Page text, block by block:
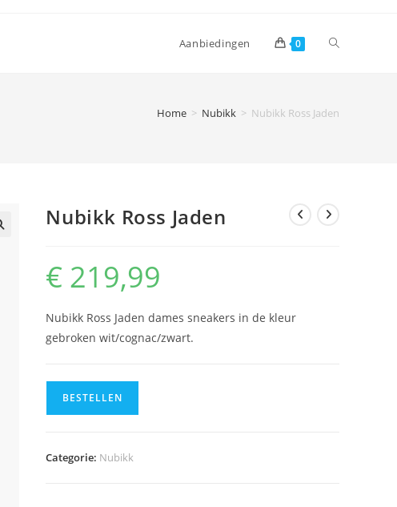
Aanbiedingen 0 Toggle
Home > Nubikk > Nubikk Ross Jaden
Nubikk Ross Jaden
€ 219,99
Nubikk Ross Jaden dames sneakers in de kleur
gebroken wit/cognac/zwart.
BESTELLEN
Categorie: Nubikk